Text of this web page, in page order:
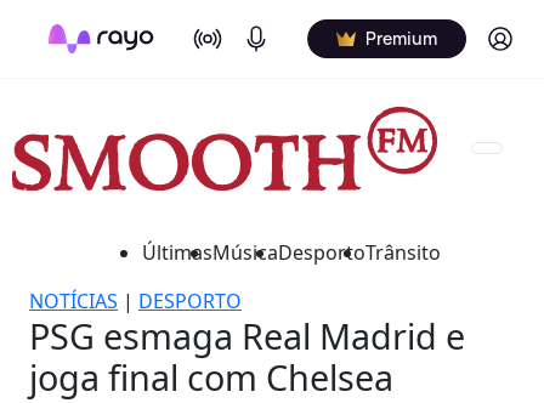
On Air Podcasts Premium Log in
ÚltimasMúsicaDesportoTrânsito
NOTÍCIAS | DESPORTO
PSG esmaga Real Madrid e
joga final com Chelsea